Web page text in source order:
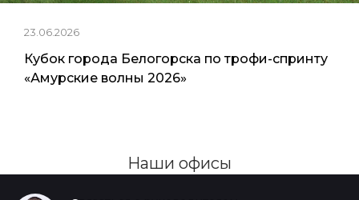
23.06.2026
Кубок города Белогорска по трофи-спринту
«Амурские волны 2026»
Наши офисы